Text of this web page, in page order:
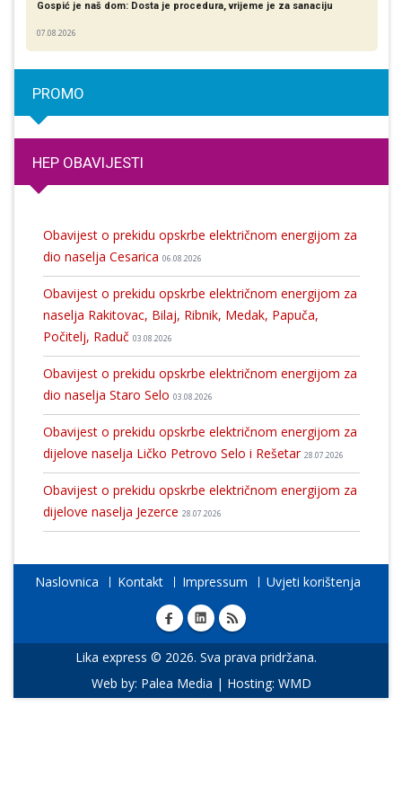
Gospić je naš dom: Dosta je procedura, vrijeme je za sanaciju
07.08.2026
PROMO
HEP OBAVIJESTI
Obavijest o prekidu opskrbe električnom energijom za
dio naselja Cesarica 06.08.2026
Obavijest o prekidu opskrbe električnom energijom za
naselja Rakitovac, Bilaj, Ribnik, Medak, Papuča,
Počitelj, Raduč 03.08.2026
Obavijest o prekidu opskrbe električnom energijom za
dio naselja Staro Selo 03.08.2026
Obavijest o prekidu opskrbe električnom energijom za
dijelove naselja Ličko Petrovo Selo i Rešetar 28.07.2026
Obavijest o prekidu opskrbe električnom energijom za
dijelove naselja Jezerce 28.07.2026
Naslovnica Kontakt Impressum Uvjeti korištenja
Lika express © 2026. Sva prava pridržana.
Web by: Palea Media | Hosting: WMD